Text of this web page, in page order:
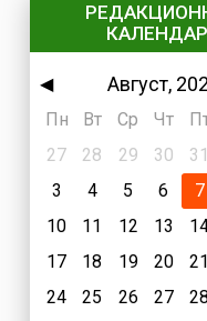
◀ Август,
Пн
Вт Ср Чт
27
28 29 30 31
3
4 5 6 7
10
11 12 13
17
18 19 20 21
24
25 26 27 28